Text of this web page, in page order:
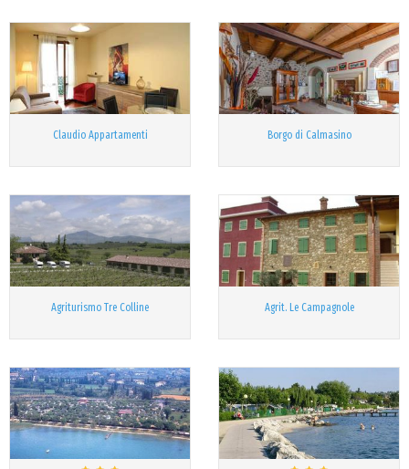
Claudio Appartamenti Borgo di Calmasino
Agriturismo Tre Colline Agrit. Le Campagnole